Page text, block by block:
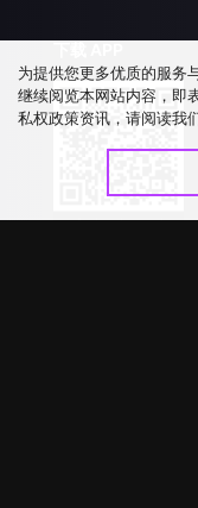
为提供您更多优质的服务
继续阅览本网站内容，即
私权政策资讯，请阅读我